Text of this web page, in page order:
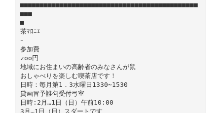
■■■■■■■■■■■■■■■■■■■■■■■■■■■■■■■■■■■■■■■■■■■■■
■■■
■
茶ﾏﾛﾆｴ
ｰ
参加費
zoo円
地域にお住まいの高齢者のみなさんが鼠
おしゃべりを楽しむ喫茶店です！
日時：毎月第1．3水曜日1330∼1530
貸画冒予誰句受付弓室
日時:2月…1日（日）午前10:00
3月…1日（日）スダートです